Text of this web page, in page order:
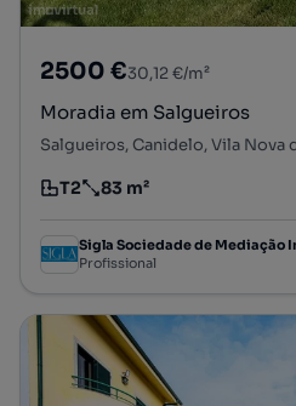
2500 €30,12 €/m²
Moradia em Salgueiros
Salgueiros, Canidelo, Vila Nova
Tipologia
T2
Preço por metro quadrado
83 m²
Sigla Sociedade de Mediação
Profissional